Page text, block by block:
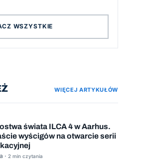
WSZYSTKIE
WIĘCEJ ARTYKUŁÓW
świata ILCA 4 w Aarhus.
wyścigów na otwarcie serii
· 2 min czytania